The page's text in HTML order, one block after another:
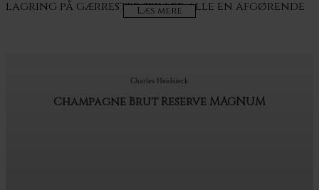
lagring på gærrester spiller alle en afgørende
rolle. Derfor kan to champagner være vidt
nordøstlige Frankrig, hvor det kølige klima
giver druer med moderat modenhed og høj
Charles Heidsieck
Champagne Brut Reserve MAGNUM